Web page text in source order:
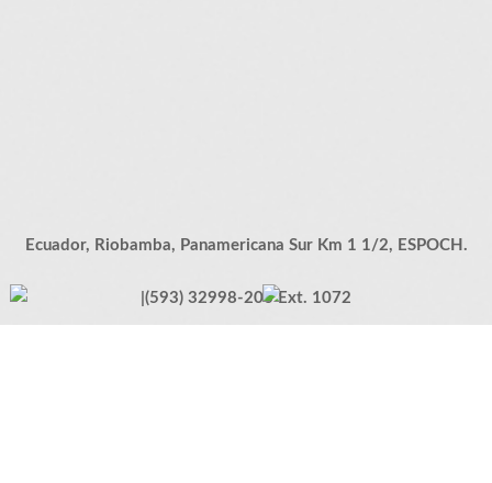
Ecuador, Riobamba, Panamericana Sur Km 1 1/2, ESPOCH.
|(593) 32998-200 Ext. 1072